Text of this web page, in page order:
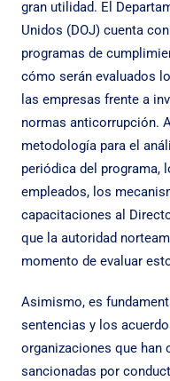
gran utilidad. El
Unidos (DOJ) cuenta
programas de
cómo serán evaluados
las empresas frente a
normas anticorrupción.
metodología para el
periódica del programa,
empleados, los
capacitaciones al
que la autoridad
momento de evaluar
Asimismo, es
sentencias y los
organizaciones que han
sancionadas por